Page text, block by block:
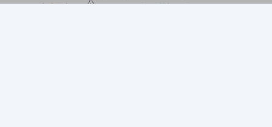
注册用户：68 人
今日活跃：1 人